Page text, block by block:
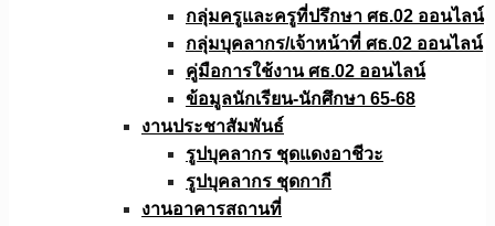
กลุ่มครูและครูที่ปรึกษา ศธ.02 ออนไลน์
กลุ่มบุคลากร/เจ้าหน้าที่ ศธ.02 ออนไลน์
คู่มือการใช้งาน ศธ.02 ออนไลน์
ข้อมูลนักเรียน-นักศึกษา 65-68
งานประชาสัมพันธ์
รูปบุคลากร ชุดแดงอาชีวะ
รูปบุคลากร ชุดกากี
งานอาคารสถานที่